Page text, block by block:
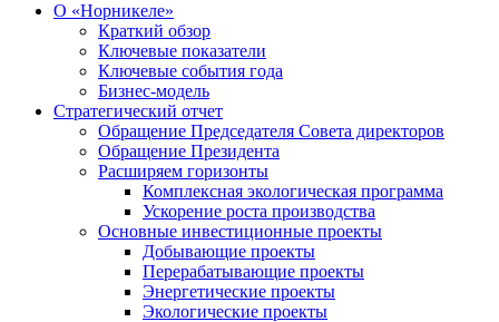
О «Норникеле»
Краткий обзор
Ключевые показатели
Ключевые события года
Бизнес-модель
Стратегический отчет
Обращение Председателя Совета директоров
Обращение Президента
Расширяем горизонты
Комплексная экологическая программа
Ускорение роста производства
Основные инвестиционные проекты
Добывающие проекты
Перерабатывающие проекты
Энергетические проекты
Экологические проекты